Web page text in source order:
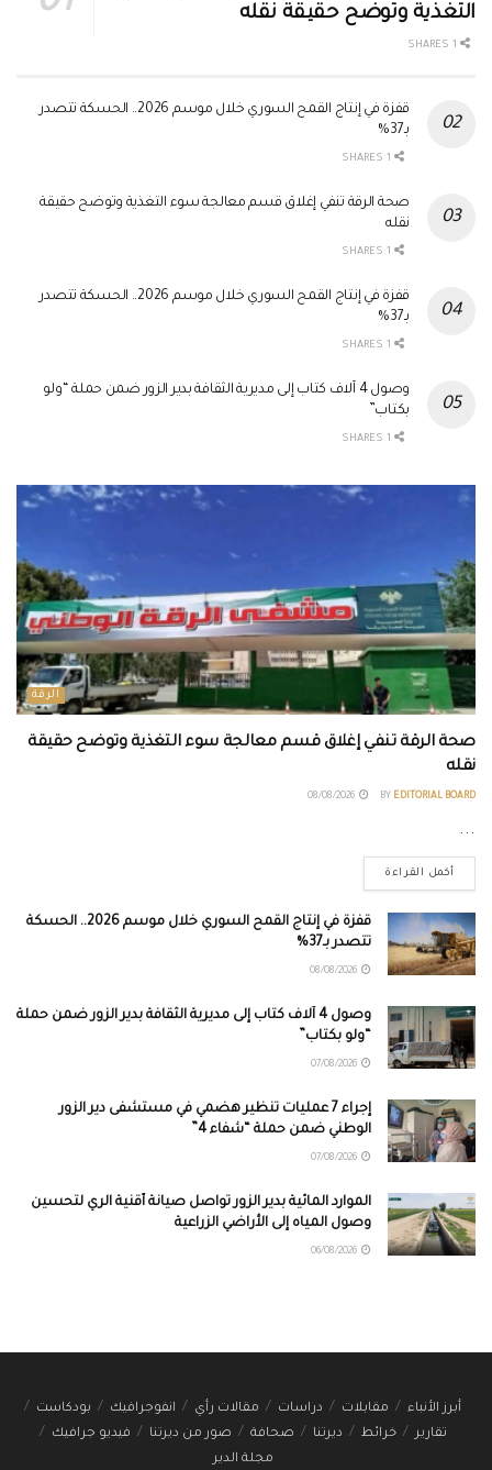
التغذية وتوضح حقيقة نقله
قفزة في إنتاج القمح السوري خلال موسم 2026.. الحسكة تتصدر
بـ37%
صحة الرقة تنفي إغلاق قسم معالجة سوء التغذية وتوضح حقيقة
نقله
قفزة في إنتاج القمح السوري خلال موسم 2026.. الحسكة تتصدر
بـ37%
وصول 4 آلاف كتاب إلى مديرية الثقافة بدير الزور ضمن حملة “ولو
بكتاب”
الرقة
صحة الرقة تنفي إغلاق قسم معالجة سوء التغذية وتوضح حقيقة
نقله
BY EDITORIAL BOARD
...
أكمل القراءة
قفزة في إنتاج القمح السوري خلال موسم 2026.. الحسكة
تتصدر بـ37%
وصول 4 آلاف كتاب إلى مديرية الثقافة بدير الزور ضمن حملة
“ولو بكتاب”
إجراء 7 عمليات تنظير هضمي في مستشفى دير الزور
الوطني ضمن حملة “شفاء 4”
الموارد المائية بدير الزور تواصل صيانة أقنية الري لتحسين
وصول المياه إلى الأراضي الزراعية
أبرز الأنباء مقابلات دراسات مقالات رأي انفوجرافيك
بودكاست
تقارير
خرائط ديرتنا صحافة صور من ديرتنا
فيديو جرافيك
مجلة الدير